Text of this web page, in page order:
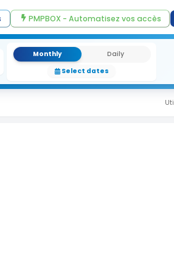
PMPBOX - Automatisez vos accès
Monthly
Daily
Select dates